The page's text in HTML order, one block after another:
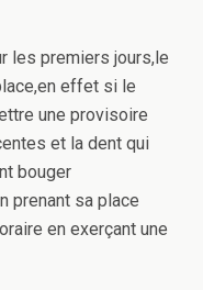
les premiers jours,le
effet si le
une provisoire
et la dent qui
bouger
prenant sa place
en exerçant une